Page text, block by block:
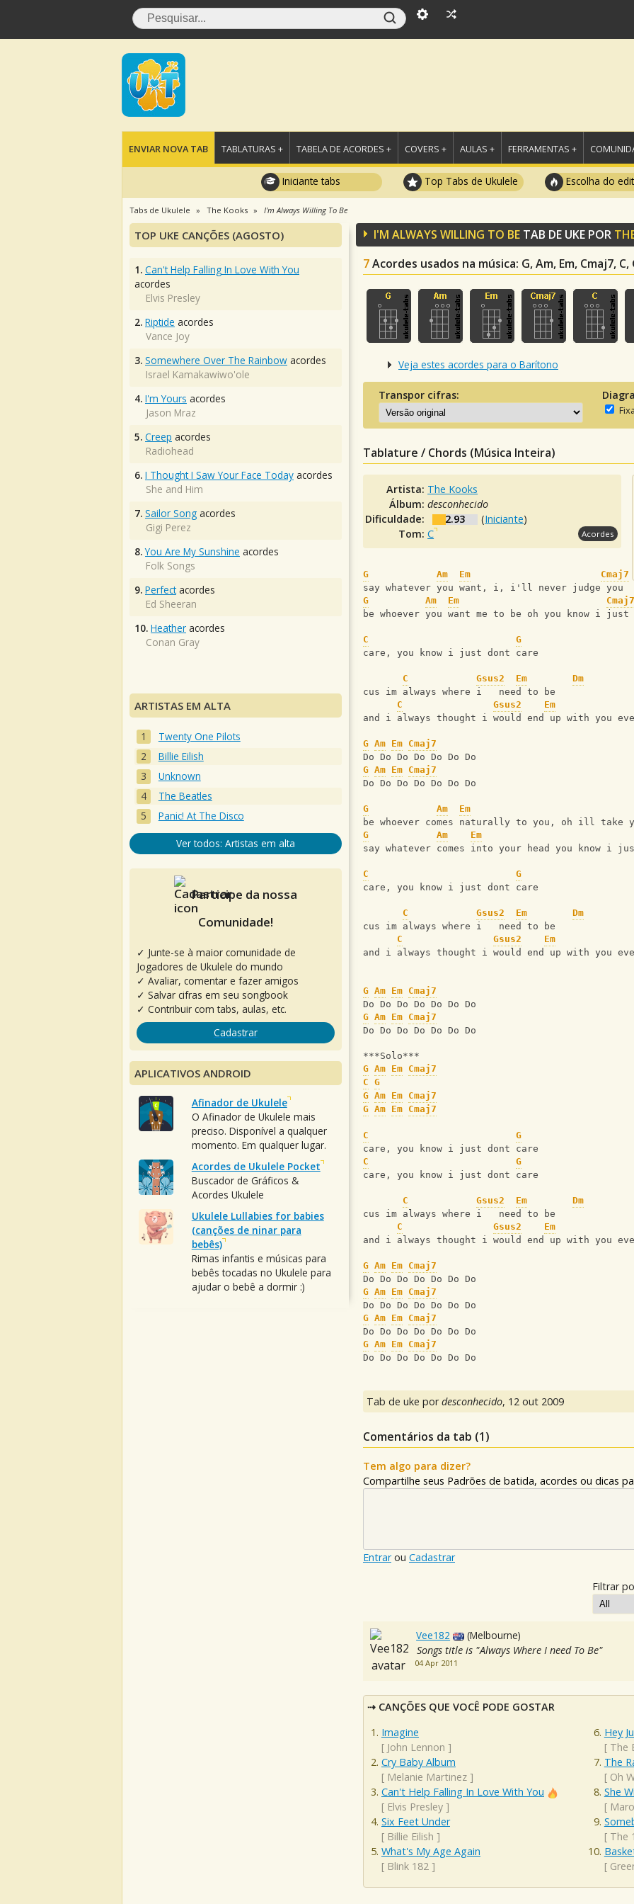
ENVIAR NOVA TAB TABLATURAS + TABELA DE ACORDES + COVERS + AULAS + FERRAMENTAS +
Iniciante tabs Top Tabs de Ukulele Escolha do
Tabs de Ukulele The Kooks I'm Always Willing To Be
I'M ALWAYS WILLING TO BE TAB DE UKE POR
7Acordes usados na música: G, Am, Em, Cmaj7,
Veja estes acordes para o Barítono
Transpor cifras:
Tablature / Chords (Música Inteira)
Artista: The Kooks
Álbum:desconhecido
Dificuldade:
2.93 (Iniciante)
Tom:C Acordes
G Am Em
Cmaj7
say whatever you want, i, i'll never judge you
G
Am Em
Cmaj7
be whoever you want me to be oh you know i just
C
G
care, you know i just dont care
C Gsus2 Em
Dm
cus im always where i   need to be
C
Gsus2 Em
and i always thought i would end up with you
G Am Em Cmaj7
Do Do Do Do Do Do Do
G Am Em Cmaj7
Do Do Do Do Do Do Do
G Am Em
be whoever comes naturally to you, oh ill take
G
Am Em
say whatever comes into your head you know i
C
G
care, you know i just dont care
C Gsus2 Em
Dm
cus im always where i   need to be
C
Gsus2 Em
and i always thought i would end up with you
G Am Em Cmaj7
Do Do Do Do Do Do Do
G Am Em Cmaj7
Do Do Do Do Do Do Do
***Solo***
G Am Em Cmaj7
C G
G Am Em Cmaj7
G Am Em Cmaj7
C
G
care, you know i just dont care
C
G
care, you know i just dont care
C Gsus2 Em
Dm
cus im always where i   need to be
C
Gsus2 Em
and i always thought i would end up with you
G Am Em Cmaj7
Do Do Do Do Do Do Do
G Am Em Cmaj7
Do Do Do Do Do Do Do
G Am Em Cmaj7
Do Do Do Do Do Do Do
G Am Em Cmaj7
Do Do Do Do Do Do Do
Tab de uke pordesconhecido, 12 out 2009
Comentários da tab (1)
Tem algo para dizer?
Compartilhe seus Padrões de batida, acordes ou dicas
Entrarou Cadastrar
Filtrar
Vee182
(Melbourne)
Songs title is "Always Where I need To Be"
04 Apr 2011
CANÇÕES QUE VOCÊ PODE GOSTAR
Imagine
[ John Lennon ]
Cry Baby Album
[ Melanie Martinez ]
Can't Help Falling In Love With You
[ Elvis Presley ]
Six Feet Under
[ Billie Eilish ]
What's My Age Again
[ Blink 182 ]
Hey
[ The
The
[ Oh
She
[
[ The
[
TOP UKE CANÇÕES (AGOSTO)
1. Can't Help Falling In Love With You
acordes
Elvis Presley
2. Riptide acordes
Vance Joy
3. Somewhere Over The Rainbow acordes
Israel Kamakawiwo'ole
4. I'm Yours acordes
Jason Mraz
5. Creep acordes
Radiohead
6. I Thought I Saw Your Face Today acordes
She and Him
7. Sailor Song acordes
Gigi Perez
8. You Are My Sunshine acordes
Folk Songs
9. Perfectacordes
Ed Sheeran
10. Heather acordes
Conan Gray
ARTISTAS EM ALTA
Twenty One Pilots
Billie Eilish
Unknown
The Beatles
Panic! At The Disco
Ver todos: Artistas em alta
Participe da nossa
Comunidade!
✓ Junte-se à maior comunidade de
Jogadores de Ukulele do mundo
✓ Avaliar, comentar e fazer amigos
✓ Salvar cifras em seu songbook
✓ Contribuir com tabs, aulas, etc.
Cadastrar
APLICATIVOS ANDROID
Afinador de Ukulele
O Afinador de Ukulele mais
preciso. Disponível a qualquer
momento. Em qualquer lugar.
Acordes de Ukulele Pocket
Buscador de Gráficos &
Acordes Ukulele
Ukulele Lullabies for babies
(canções de ninar para
bebês)
Rimas infantis e músicas para
bebês tocadas no Ukulele para
ajudar o bebê a dormir :)